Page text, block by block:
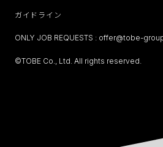
ガイドライン
ONLY JOB REQUESTS : offer@tobe-
©TOBE Co., Ltd. All rights reserved.